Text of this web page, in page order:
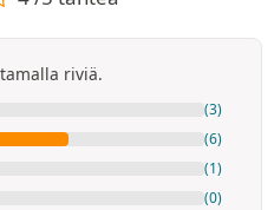
riviä.
(3)
(6)
(1)
(0)